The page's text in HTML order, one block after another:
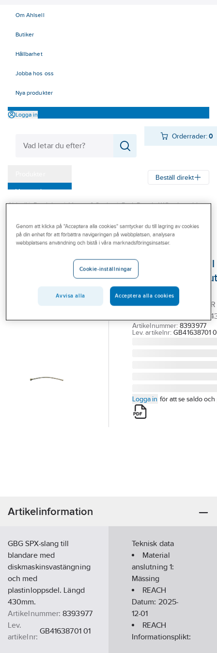
Om Ahlsell
Butiker
Hållbarhet
Jobba hos oss
Nya produkter
Logga in
Orderrader:0
Varumärken
Outlet
Branscher
Beställ direkt
Ahlsell Produkter Värme & Sanitet
Bad, Dusch, WC och möbler
Reservdelar blandare
Reservdelar Gustavsberg ettgreppsblandare
Anslutningsrör till
Gustavsberg
GBG ANSLUTNINGSRÖR
SOFTPEX DM AVST,
Artikelnummer: 8393977
Lev. artikelnr: GB41638701
Logga in för att se saldo och
Artikelinformation
GBG SPX-slang till
blandare med
diskmaskinsvastängning
och med
plastinloppsdel. Längd
430mm.
Artikelnummer: 8393977
Lev.
artikelnr:
GB41638701 01
Teknisk data
Material
anslutning 1:
Mässing
REACH
Datum: 2025-
12-01
REACH
Informationsplikt:
Genom att klicka på "Acceptera alla cookies" samtycker du till lagring av cookies
på din enhet för att förbättra navigeringen på webbplatsen, analysera
webbplatsens användning och bistå i våra marknadsföringsinsatser.
Cookie-inställningar
Avvisa alla Acceptera alla cookies